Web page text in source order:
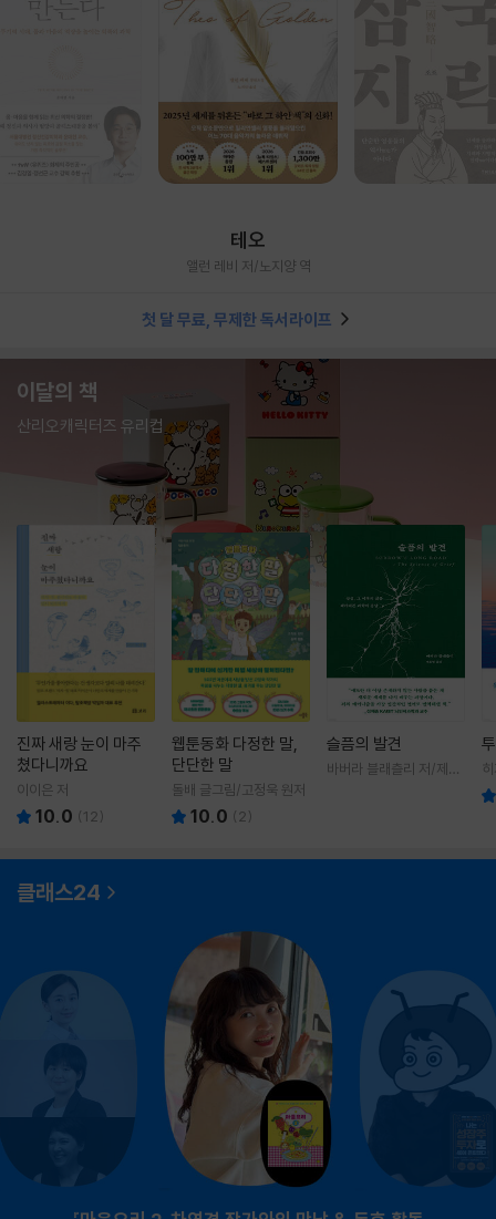
테오
앨런 레비 저/노지양 역
첫 달 무료, 무제한 독서라이프
이달의 책
산리오캐릭터즈 유리컵
진짜 새랑 눈이 마주
쳤다니까요
이이은 저
10.0 (12)
웹툰동화 다정한 말,
단단한 말
돌배 글그림/고정욱 원저
10.0 ( 2)
슬픔의 발견
바버라 블래츨리 저/제효
클래스24